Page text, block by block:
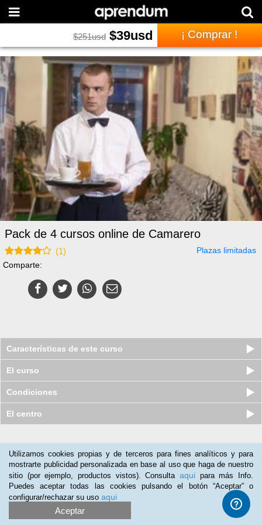
$251usd $39usd ¡ Comprar !
Pack de 4 cursos online de Camarero
(1)
Plazas limitadas
Comparte:
Características de este curso
El curso
Condiciones
El centro
Mª Mateo(21-08-2019)
para quién empieza en la hosteleriacurso bastante bien hasta
ahora.Aún me queda acabarlo.
Utilizamos cookies propias y de terceros para fines analíticos y para
mostrarte publicidad personalizada en base al uso que haga de nuestro
sitio (por ejemplo, productos vistos). Consulta aqui para más Info.
Puedes aceptar todas las cookies pulsando el botón “Aceptar” o
configurar/rechazar su uso aqui
Aceptar